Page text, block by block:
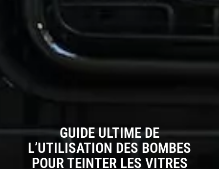
GUIDE ULTIME DE
L’UTILISATION DES BOMBES
POUR TEINTER LES VITRES